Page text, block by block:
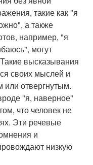
такие как "я
а также
например, "я
могут
высказывания
своих мыслей и
или отвергнутым.
"я, наверное"
что человек не
Эти речевые
и
низкую